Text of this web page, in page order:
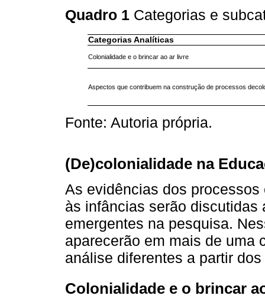
Quadro 1 Categorias e
Categorias Analíticas
Colonialidade e o brincar ao ar livre
Aspectos que contribuem na construção de processos
Fonte: Autoria própria.
(De)colonialidade na
As evidências dos
às infâncias serão discutidas
emergentes na pesquisa.
aparecerão em mais de uma
análise diferentes a partir
Colonialidade e o brincar